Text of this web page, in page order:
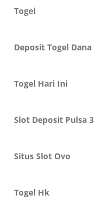
Togel
Deposit Togel Dana
Togel Hari Ini
Slot Deposit Pulsa 3
Situs Slot Ovo
Togel Hk